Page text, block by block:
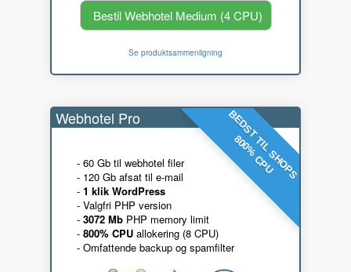
Bestil Webhotel Medium (4 CPU)
Se produktsammenligning
BEDST TIL SHOPS
800% CPU
Webhotel Pro
- 60 Gb til webhotel filer
- 120 Gb afsat til e-mail
- 1 klik WordPress
- Valgfri PHP version
- 3072 Mb PHP memory limit
- 800% CPU allokering (8 CPU)
- Omfattende backup og spamfilter